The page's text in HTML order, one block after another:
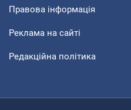
Правова інформація
Реклама на сайті
Редакційна політика